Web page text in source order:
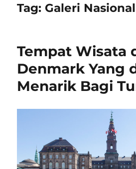
Tag: Galeri
Tempat Wisata
Denmark Yang
Menarik Bagi